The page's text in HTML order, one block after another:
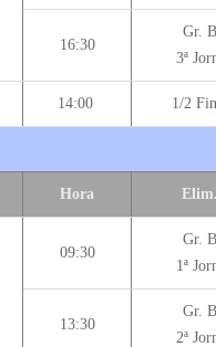
16:30
Gr. B
3ª
14:00 1/2
Hora Elim.
09:30
Gr. B
1ª
13:30
Gr. B
2ª